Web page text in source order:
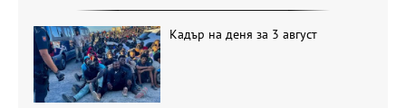
Кадър на деня за 3 август